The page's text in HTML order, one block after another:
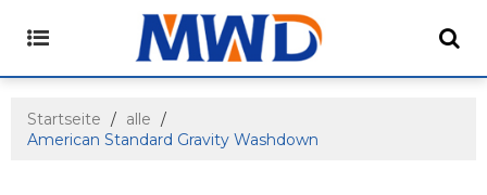
Startseite / alle /
American Standard Gravity Washdown